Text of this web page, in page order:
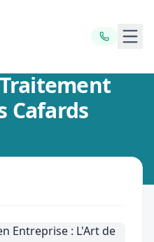
Cafards